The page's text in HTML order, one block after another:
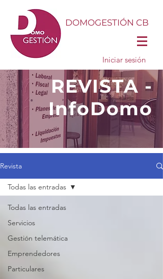
DOMOGESTIÓN CB
Iniciar sesión
REVISTA -
InfoDomo
Revista
Todas las entradas
Servicios
Gestión telemática
Emprendedores
Particulares
Todas las entradas